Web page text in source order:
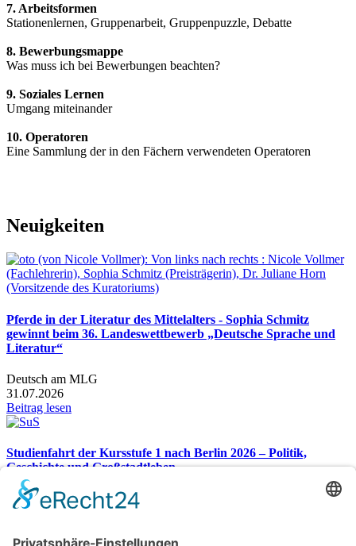
7. Arbeitsformen
Stationenlernen, Gruppenarbeit, Gruppenpuzzle, Debatte
8. Bewerbungsmappe
Was muss ich bei Bewerbungen beachten?
9. Soziales Lernen
Umgang miteinander
10. Operatoren
Eine Sammlung der in den Fächern verwendeten Operatoren
Neuigkeiten
Pferde in der Literatur des Mittelalters - Sophia Schmitz
gewinnt beim 36. Landeswettbewerb „Deutsche Sprache und
Literatur“
Deutsch am MLG
31.07.2026
Beitrag lesen
Studienfahrt der Kursstufe 1 nach Berlin 2026 – Politik,
Geschichte und Großstadtleben
Studienfahrt nach Berlin 2026
26.07.2026
Gesamtübersicht